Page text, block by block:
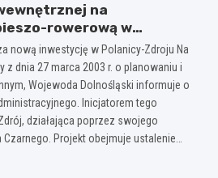
na
rowerową w
nową inwestycję w Polanicy-Zdroju Na
z dnia 27 marca 2003 r. o planowaniu i
Wojewoda Dolnośląski informuje o
Inicjatorem tego
działająca poprzez swojego
Projekt obejmuje ustalenie…